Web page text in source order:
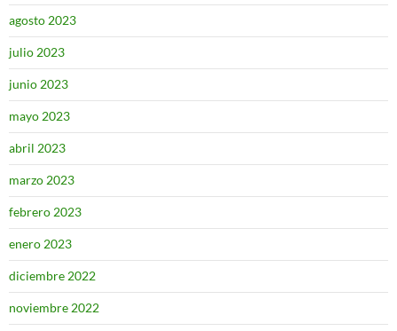
agosto 2023
julio 2023
junio 2023
mayo 2023
abril 2023
marzo 2023
febrero 2023
enero 2023
diciembre 2022
noviembre 2022